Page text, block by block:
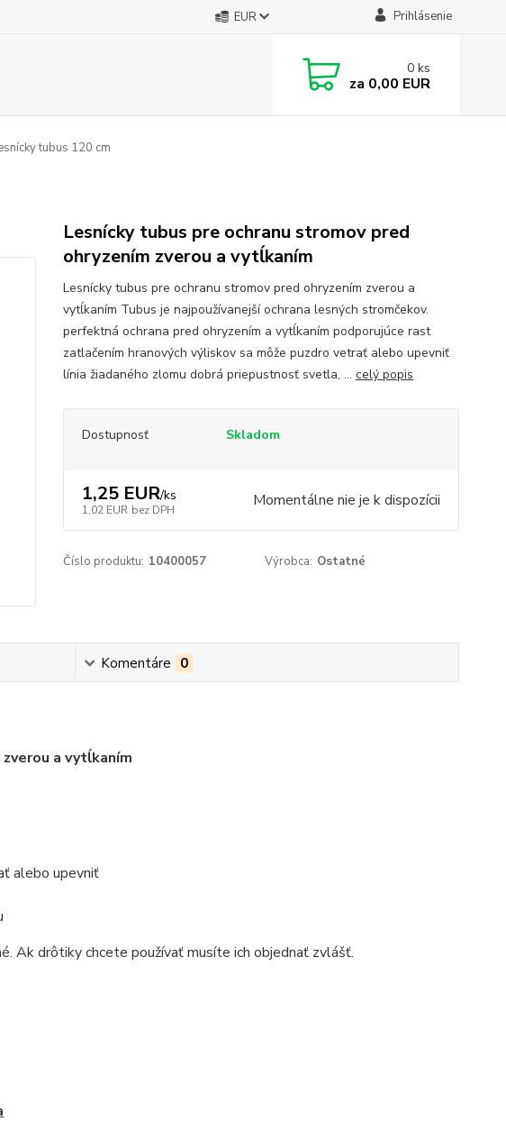
EUR Prihlásenie
0 ks
za 0,00 EUR
tubus 120 cm
Lesnícky tubus pre ochranu stromov pred
ohryzením zverou a vytĺkaním
Lesnícky tubus pre ochranu stromov pred ohryzením zverou a
vytĺkaním Tubus je najpoužívanejší ochrana lesných stromčekov.
perfektná ochrana pred ohryzením a vytĺkaním podporujúce rast
zatlačením hranových výliskov sa môže puzdro vetrať alebo upevniť
línia žiadaného zlomu dobrá priepustnosť svetla, ... celý popis
Dostupnosť Skladom
1,25 EUR/ks
1,02 EUR bez DPH Momentálne nie je k dispozícii
Číslo produktu: 10400057 Výrobca: Ostatné
Komentáre 0
a vytĺkaním
alebo upevniť
Ak drôtiky chcete používať musíte ich objednať zvlášť.